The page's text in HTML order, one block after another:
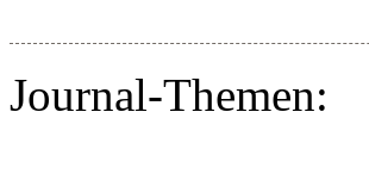
Journal-Themen: